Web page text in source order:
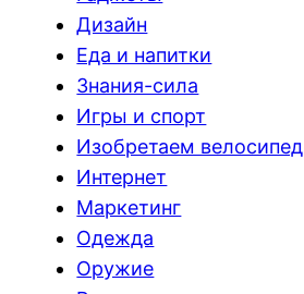
Дизайн
Еда и напитки
Знания-сила
Игры и спорт
Изобретаем велосипед
Интернет
Маркетинг
Одежда
Оружие